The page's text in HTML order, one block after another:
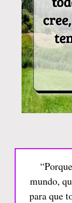
mundo,
para que